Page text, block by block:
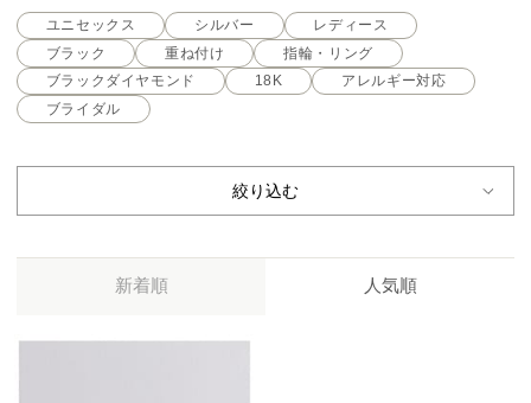
ユニセックス シルバー
レディース
ブラック
重ね付け
指輪・リング
ブラックダイヤモンド
18K
アレルギー対応
ブライダル
絞り込む
新着順 人気順